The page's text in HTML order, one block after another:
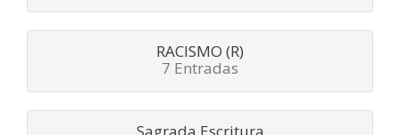
RACISMO (R)
7 Entradas